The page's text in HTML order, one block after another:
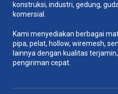
konstruksi, industri, gedung,
komersial.
Kami menyediakan berbagai
pipa, pelat, hollow, wiremesh,
lainnya dengan kualitas
pengiriman cepat.